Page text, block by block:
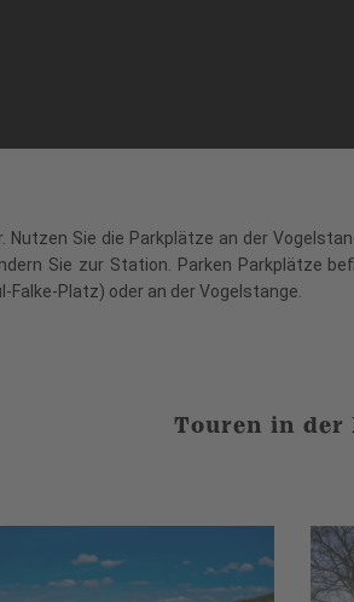
Sie die Parkplätze an der
Sie zur Station. Parken Parkplätze
Platz) oder an der Vogelstange.
Touren in der